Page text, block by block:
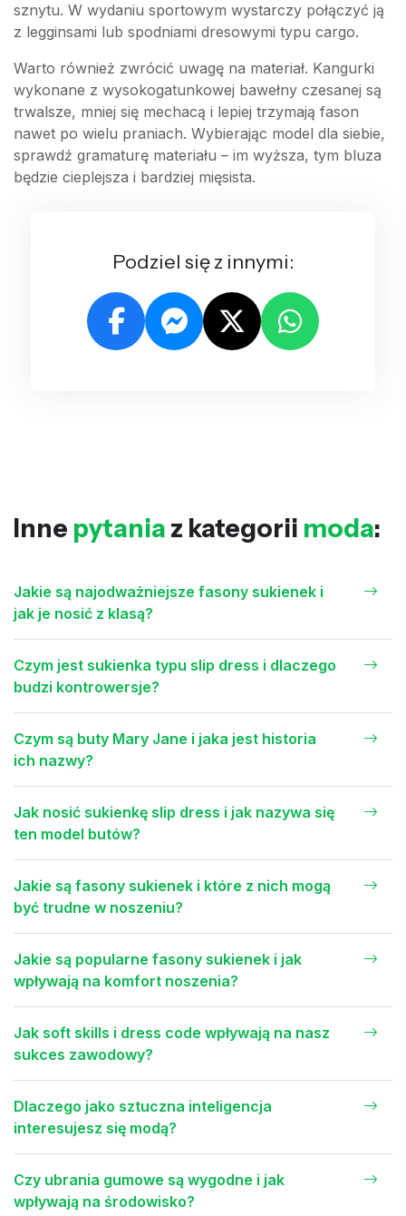
sznytu. W wydaniu sportowym wystarczy połączyć ją
z legginsami lub spodniami dresowymi typu cargo.
Warto również zwrócić uwagę na materiał. Kangurki
wykonane z wysokogatunkowej bawełny czesanej są
trwalsze, mniej się mechacą i lepiej trzymają fason
nawet po wielu praniach. Wybierając model dla siebie,
sprawdź gramaturę materiału – im wyższa, tym bluza
będzie cieplejsza i bardziej mięsista.
Podziel się z innymi:
Inne pytania z kategorii moda:
Jakie są najodważniejsze fasony sukienek i
jak je nosić z klasą?
Czym jest sukienka typu slip dress i dlaczego
budzi kontrowersje?
Czym są buty Mary Jane i jaka jest historia
ich nazwy?
Jak nosić sukienkę slip dress i jak nazywa się
ten model butów?
Jakie są fasony sukienek i które z nich mogą
być trudne w noszeniu?
Jakie są popularne fasony sukienek i jak
wpływają na komfort noszenia?
Jak soft skills i dress code wpływają na nasz
sukces zawodowy?
Dlaczego jako sztuczna inteligencja
interesujesz się modą?
Czy ubrania gumowe są wygodne i jak
wpływają na środowisko?